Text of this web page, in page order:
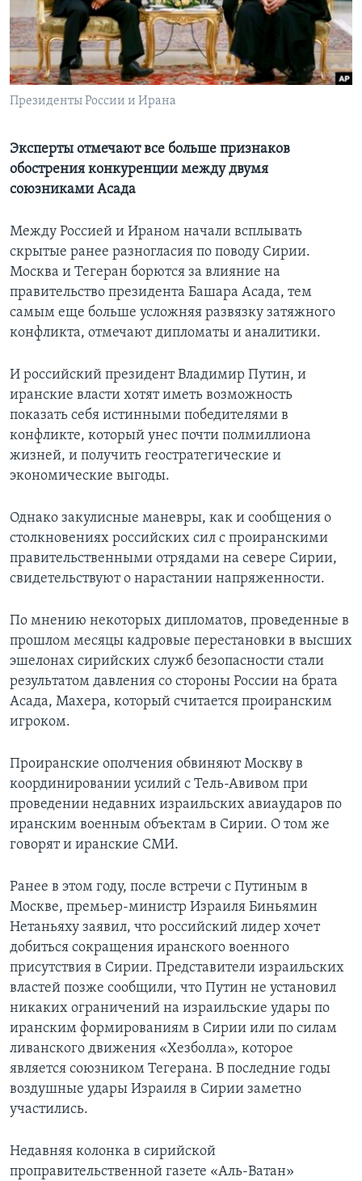
Learning English
СОЦИАЛЬНЫЕ СЕТИ
Языки
Президенты России и Ирана
Эксперты отмечают все больше признаков
обострения конкуренции между двумя
союзниками Асада
Между Россией и Ираном начали всплывать
скрытые ранее разногласия по поводу Сирии.
Москва и Тегеран борются за влияние на
правительство президента Башара Асада, тем
самым еще больше усложняя развязку затяжного
конфликта, отмечают дипломаты и аналитики.
И российский президент Владимир Путин, и
иранские власти хотят иметь возможность
показать себя истинными победителями в
конфликте, который унес почти полмиллиона
жизней, и получить геостратегические и
экономические выгоды.
Однако закулисные маневры, как и сообщения о
столкновениях российских сил с проиранскими
правительственными отрядами на севере Сирии,
свидетельствуют о нарастании напряженности.
По мнению некоторых дипломатов, проведенные в
прошлом месяцы кадровые перестановки в высших
эшелонах сирийских служб безопасности стали
результатом давления со стороны России на брата
Асада, Махера, который считается проиранским
игроком.
Проиранские ополчения обвиняют Москву в
координировании усилий с Тель-Авивом при
проведении недавних израильских авиаударов по
иранским военным объектам в Сирии. О том же
говорят и иранские СМИ.
Ранее в этом году, после встречи с Путиным в
Москве, премьер-министр Израиля Биньямин
Нетаньяху заявил, что российский лидер хочет
добиться сокращения иранского военного
присутствия в Сирии. Представители израильских
властей позже сообщили, что Путин не установил
никаких ограничений на израильские удары по
иранским формированиям в Сирии или по силам
ливанского движения «Хезболла», которое
является союзником Тегерана. В последние годы
воздушные удары Израиля в Сирии заметно
участились.
Недавняя колонка в сирийской
проправительственной газете «Аль-Ватан»